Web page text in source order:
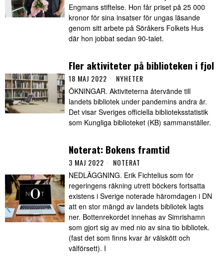
Engmans stiftelse. Hon får priset på 25 000
kronor för sina insatser för ungas läsande
genom sitt arbete på Söråkers Folkets Hus
där hon jobbat sedan 90-talet.
Fler aktiviteter på biblioteken i fjol
18 MAJ 2022 NYHETER
ÖKNINGAR. Aktiviteterna återvände till
landets bibliotek under pandemins andra år.
Det visar Sveriges officiella biblioteksstatistik
som Kungliga biblioteket (KB) sammanställer.
Noterat: Bokens framtid
3 MAJ 2022 NOTERAT
NEDLÄGGNING. Erik Fichtelius som för
regeringens räkning utrett böckers fortsatta
existens i Sverige noterade häromdagen i DN
att en stor mängd av landets bibliotek lagts
ner. Bottenrekordet innehas av Simrishamn
som gjort sig av med nio av sina tio bibliotek.
(fast det som finns kvar är välskött och
välförsett). I